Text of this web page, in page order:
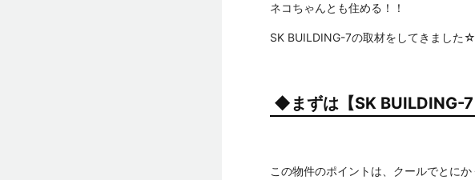
ネコちゃんとも住める！！
SK BUILDING-7の取材をしてきました☆
◆まずは【SK BUILDING-
この物件のポイントは、クールでとにか